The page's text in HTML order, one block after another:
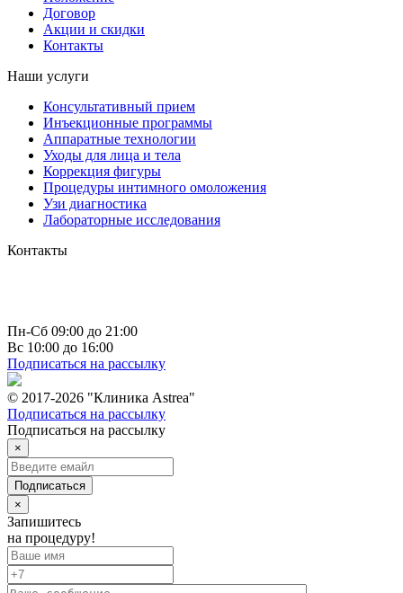
Договор
Акции и скидки
Контакты
Наши услуги
Консультативный прием
Инъекционные программы
Аппаратные технологии
Уходы для лица и тела
Коррекция фигуры
Процедуры интимного омоложения
Узи диагностика
Лабораторные исследования
Контакты
Пн-Сб 09:00 до 21:00
Вс 10:00 до 16:00
Подписаться на рассылку
© 2017-2026 "Клиника Astrea"
Подписаться на рассылку
Подписаться на рассылку
×
Подписаться
×
Запишитесь
на процедуру!